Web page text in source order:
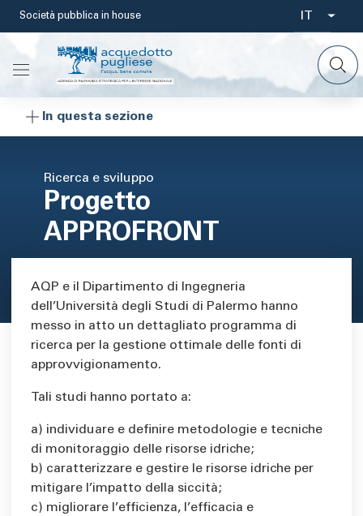
Salta
contenuto
principale
Società pubblica in house
Select
your
IT
In questa sezione
Ricerca e sviluppo
Progetto
APPROFRONT
Area di testo
AQP e il Dipartimento di Ingegneria
dell’Università degli Studi di Palermo hanno
messo in atto un dettagliato programma di
ricerca per la gestione ottimale delle fonti di
approvvigionamento.
Tali studi hanno portato a:
a) individuare e definire metodologie e tecniche
di monitoraggio delle risorse idriche;
b) caratterizzare e gestire le risorse idriche per
mitigare l’impatto della siccità;
c) migliorare l’efficienza, l’efficacia e